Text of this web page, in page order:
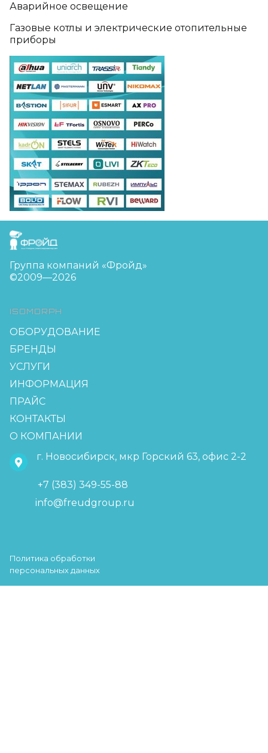
Аварийное освещение
Газовые котлы и электрические отопительные
приборы
FreudGroup
Группа компаний «Фройд»
©2009—2026
ISOMORPH
ОБОРУДОВАНИЕ
БРЕНДЫ
УСЛУГИ
ИНФОРМАЦИЯ
ПРАЙС
КОНТАКТЫ
О КОМПАНИИ
г. Новосибирск, мкр Горский 63, офис 2-2
+7 (383) 349-55-88
info@freudgroup.ru
Политика обработки
персональных данных